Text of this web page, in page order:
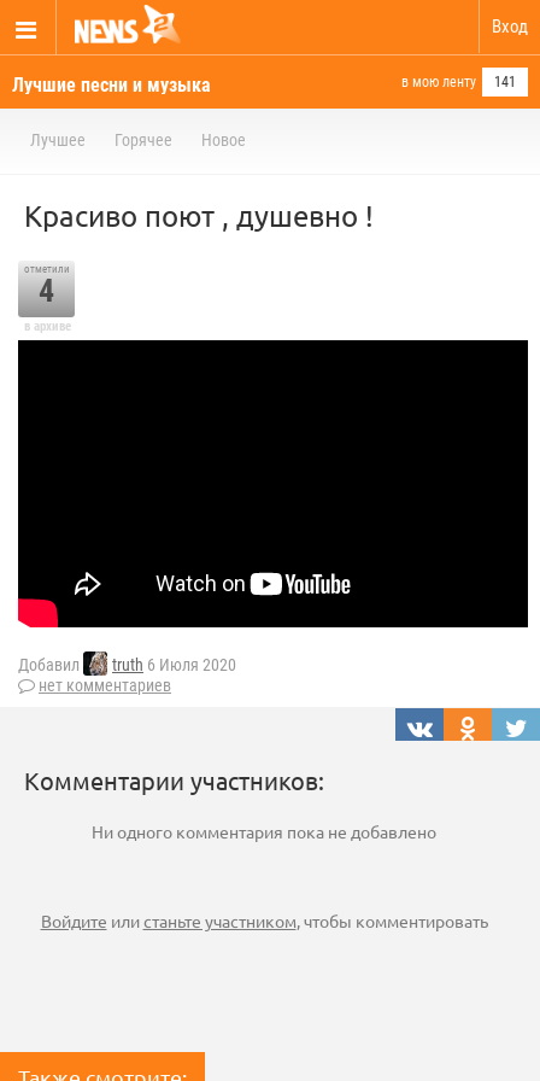
Вход
Лучшие песни и музыка в мою ленту 141
Лучшее Горячее Новое
Красиво поют , душевно !
отметили
4
в архиве
Добавил truth 6 Июля 2020
нет комментариев
Комментарии участников:
Ни одного комментария пока не добавлено
Войдите илистаньте участником, чтобы комментировать